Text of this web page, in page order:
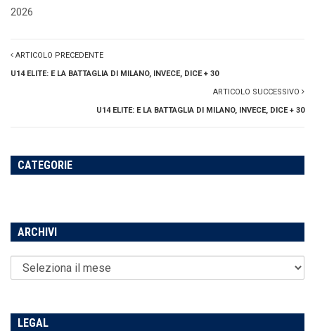
2026
ARTICOLO PRECEDENTE
U14 ELITE: E LA BATTAGLIA DI MILANO, INVECE, DICE + 30
ARTICOLO SUCCESSIVO
U14 ELITE: E LA BATTAGLIA DI MILANO, INVECE, DICE + 30
CATEGORIE
ARCHIVI
LEGAL